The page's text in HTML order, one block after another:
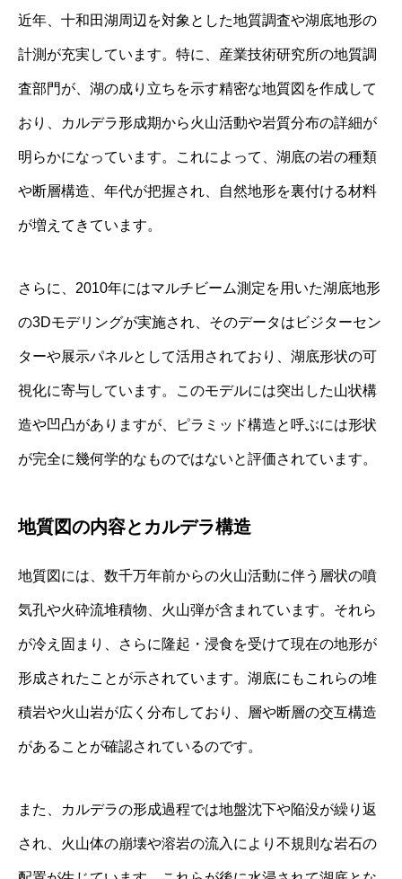
近年、十和田湖周辺を対象とした地質調査や湖底地形の
計測が充実しています。特に、産業技術研究所の地質調
査部門が、湖の成り立ちを示す精密な地質図を作成して
おり、カルデラ形成期から火山活動や岩質分布の詳細が
明らかになっています。これによって、湖底の岩の種類
や断層構造、年代が把握され、自然地形を裏付ける材料
が増えてきています。
さらに、2010年にはマルチビーム測定を用いた湖底地形
の3Dモデリングが実施され、そのデータはビジターセン
ターや展示パネルとして活用されており、湖底形状の可
視化に寄与しています。このモデルには突出した山状構
造や凹凸がありますが、ピラミッド構造と呼ぶには形状
が完全に幾何学的なものではないと評価されています。
地質図の内容とカルデラ構造
地質図には、数千万年前からの火山活動に伴う層状の噴
気孔や火砕流堆積物、火山弾が含まれています。それら
が冷え固まり、さらに隆起・浸食を受けて現在の地形が
形成されたことが示されています。湖底にもこれらの堆
積岩や火山岩が広く分布しており、層や断層の交互構造
があることが確認されているのです。
また、カルデラの形成過程では地盤沈下や陥没が繰り返
され、火山体の崩壊や溶岩の流入により不規則な岩石の